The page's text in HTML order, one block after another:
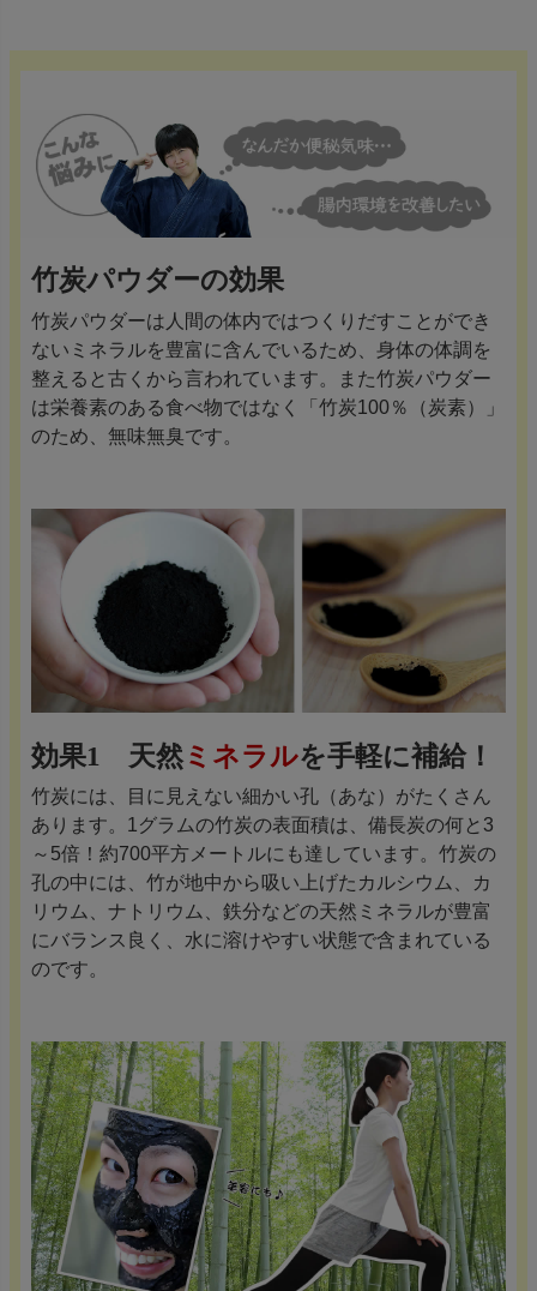
竹炭パウダーの効果
竹炭パウダーは人間の体内ではつくりだすことができ
ないミネラルを豊富に含んでいるため、身体の体調を
整えると古くから言われています。また竹炭パウダー
は栄養素のある食べ物ではなく「竹炭100％（炭素）」
のため、無味無臭です。
効果1 天然 ミネラルを手軽に補給！
竹炭には、目に見えない細かい孔（あな）がたくさん
あります。1グラムの竹炭の表面積は、備長炭の何と3
～5倍！約700平方メートルにも達しています。竹炭の
孔の中には、竹が地中から吸い上げたカルシウム、カ
リウム、ナトリウム、鉄分などの天然ミネラルが豊富
にバランス良く、水に溶けやすい状態で含まれている
のです。